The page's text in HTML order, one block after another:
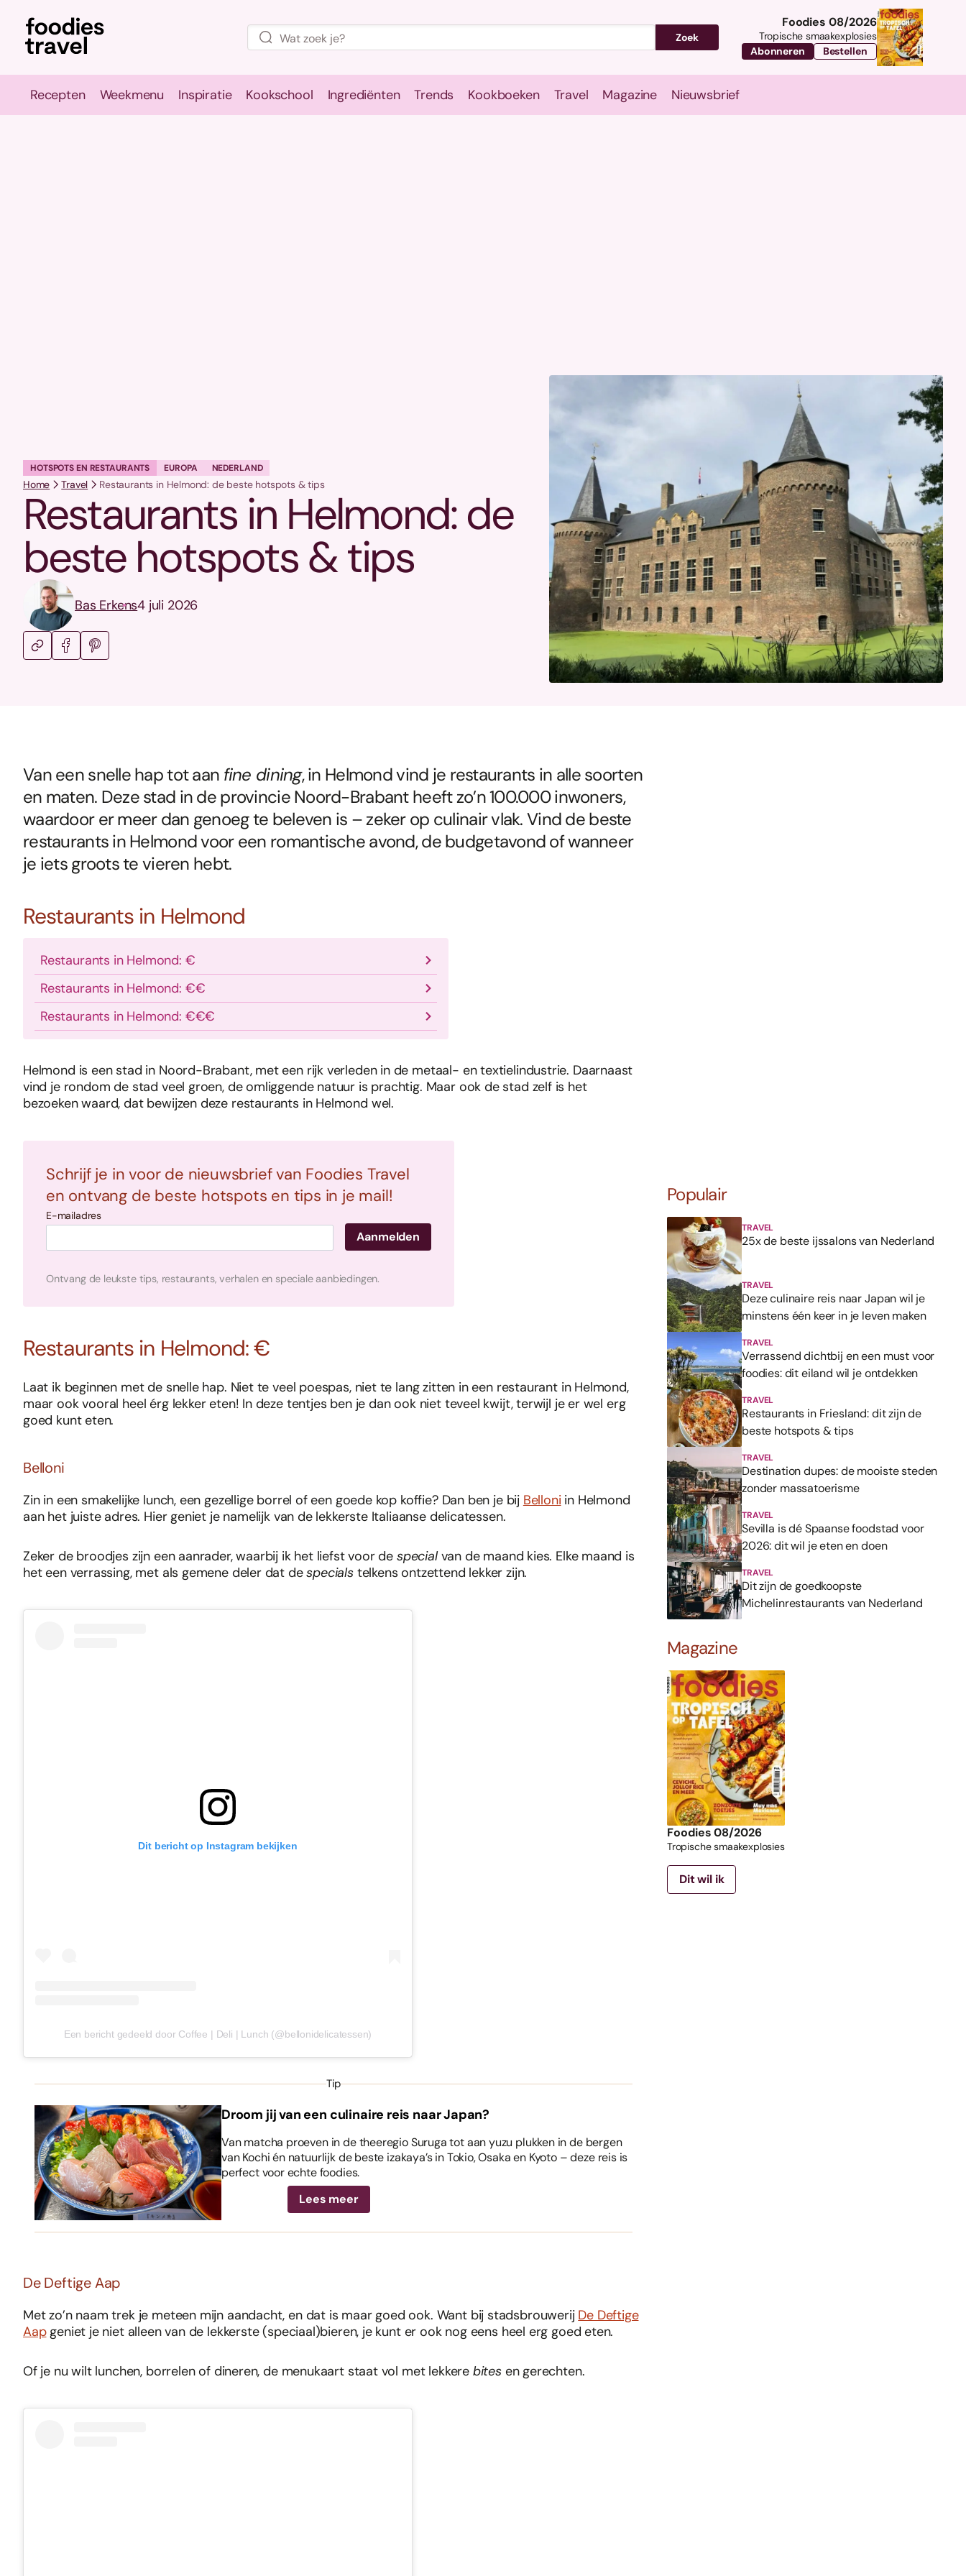
Zoek
Foodies 08/2026
Tropische smaakexplosies
Abonneren
Bestellen
Recepten Weekmenu Inspiratie Kookschool Ingrediënten Trends Kookboeken Travel Magazine Nieuwsbrief
HOTSPOTS EN RESTAURANTS EUROPA NEDERLAND
Home Travel Restaurants in Helmond: de beste hotspots & tips
Restaurants in Helmond: de
beste hotspots & tips
Bas Erkens4 juli 2026
Van een snelle hap tot aan fine dining, in Helmond vind je restaurants in alle soorten
en maten. Deze stad in de provincie Noord-Brabant heeft zo’n 100.000 inwoners,
waardoor er meer dan genoeg te beleven is – zeker op culinair vlak. Vind de beste
restaurants in Helmond voor een romantische avond, de budgetavond of wanneer
je iets groots te vieren hebt.
Restaurants in Helmond
Restaurants in Helmond: €
Restaurants in Helmond: €€
Restaurants in Helmond: €€€
Helmond is een stad in Noord-Brabant, met een rijk verleden in de metaal- en textielindustrie. Daarnaast
vind je rondom de stad veel groen, de omliggende natuur is prachtig. Maar ook de stad zelf is het
bezoeken waard, dat bewijzen deze restaurants in Helmond wel.
Schrijf je in voor de nieuwsbrief van Foodies Travel
en ontvang de beste hotspots en tips in je mail!
E-mailadres
Ontvang de leukste tips, restaurants, verhalen en speciale aanbiedingen.
Restaurants in Helmond: €
Laat ik beginnen met de snelle hap. Niet te veel poespas, niet te lang zitten in een restaurant in Helmond,
maar ook vooral heel érg lekker eten! In deze tentjes ben je dan ook niet teveel kwijt, terwijl je er wel erg
goed kunt eten.
Belloni
Zin in een smakelijke lunch, een gezellige borrel of een goede kop koffie? Dan ben je bij Belloni in Helmond
aan het juiste adres. Hier geniet je namelijk van de lekkerste Italiaanse delicatessen.
Zeker de broodjes zijn een aanrader, waarbij ik het liefst voor de specialvan de maand kies. Elke maand is
het een verrassing, met als gemene deler dat despecials telkens ontzettend lekker zijn.
Dit bericht op Instagram bekijken
Een bericht gedeeld door Coffee | Deli | Lunch (@bellonidelicatessen)
Tip
Droom jij van een culinaire reis naar Japan?
Van matcha proeven in de theeregio Suruga tot aan yuzu plukken in de bergen
van Kochi én natuurlijk de beste izakaya’s in Tokio, Osaka en Kyoto – deze reis is
perfect voor echte foodies.
Lees meer
De Deftige Aap
Met zo’n naam trek je meteen mijn aandacht, en dat is maar goed ook. Want bij stadsbrouwerij De Deftige
Aapgeniet je niet alleen van de lekkerste (speciaal)bieren, je kunt er ook nog eens heel erg goed eten.
Of je nu wilt lunchen, borrelen of dineren, de menukaart staat vol met lekkere bites en gerechten.
Populair
TRAVEL
25x de beste ijssalons van Nederland
TRAVEL
Deze culinaire reis naar Japan wil je
minstens één keer in je leven maken
TRAVEL
Verrassend dichtbij en een must voor
foodies: dit eiland wil je ontdekken
TRAVEL
Restaurants in Friesland: dit zijn de
beste hotspots & tips
TRAVEL
Destination dupes: de mooiste steden
zonder massatoerisme
TRAVEL
Sevilla is dé Spaanse foodstad voor
2026: dit wil je eten en doen
TRAVEL
Dit zijn de goedkoopste
Michelinrestaurants van Nederland
Magazine
Foodies 08/2026
Tropische smaakexplosies
Dit wil ik